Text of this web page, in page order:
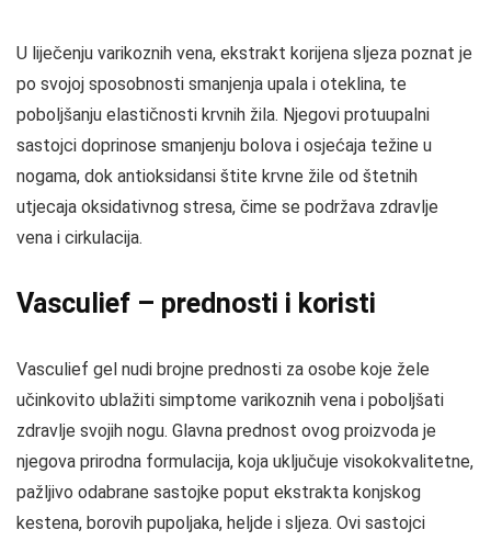
U liječenju varikoznih vena, ekstrakt korijena sljeza poznat je
po svojoj sposobnosti smanjenja upala i oteklina, te
poboljšanju elastičnosti krvnih žila. Njegovi protuupalni
sastojci doprinose smanjenju bolova i osjećaja težine u
nogama, dok antioksidansi štite krvne žile od štetnih
utjecaja oksidativnog stresa, čime se podržava zdravlje
vena i cirkulacija.
Vasculief – prednosti i koristi
Vasculief gel nudi brojne prednosti za osobe koje žele
učinkovito ublažiti simptome varikoznih vena i poboljšati
zdravlje svojih nogu. Glavna prednost ovog proizvoda je
njegova prirodna formulacija, koja uključuje visokokvalitetne,
pažljivo odabrane sastojke poput ekstrakta konjskog
kestena, borovih pupoljaka, heljde i sljeza. Ovi sastojci